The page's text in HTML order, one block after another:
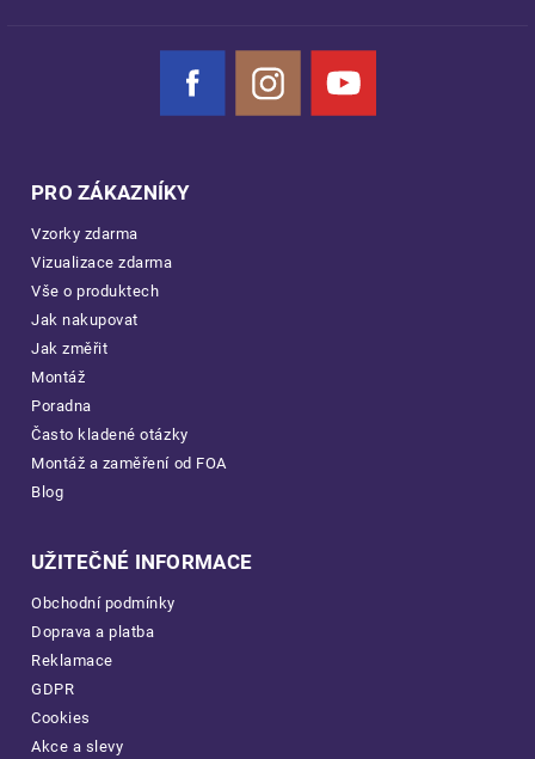
Facebook Instagram YouTube
PRO ZÁKAZNÍKY
Vzorky zdarma
Vizualizace zdarma
Vše o produktech
Jak nakupovat
Jak změřit
Montáž
Poradna
Často kladené otázky
Montáž a zaměření od FOA
Blog
UŽITEČNÉ INFORMACE
Obchodní podmínky
Doprava a platba
Reklamace
GDPR
Cookies
Akce a slevy